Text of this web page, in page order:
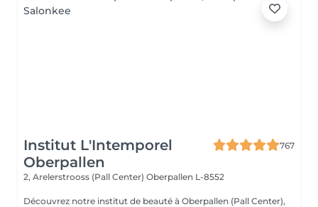
Institut L'Intemporel
Oberpallen
767
2, Arelerstrooss (Pall Center) Oberpallen L-8552
Découvrez notre institut de beauté à Oberpallen (Pall Center),